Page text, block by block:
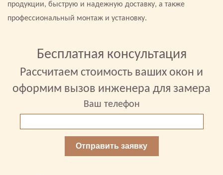
продукции, быструю и надежную доставку, а также
профессиональный монтаж и установку.
Бесплатная консультация
Рассчитаем стоимость ваших окон и
оформим вызов инженера для замера
Ваш телефон
Отправить заявку